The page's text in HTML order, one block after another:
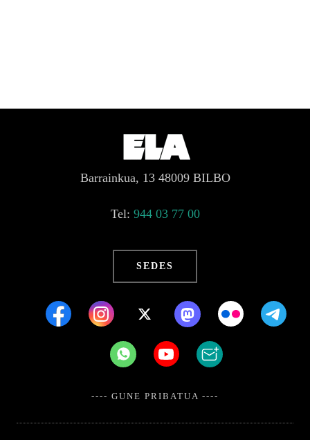
Barrainkua, 13 48009 BILBO
Tel: 944 03 77 00
SEDES
---- GUNE PRIBATUA ----